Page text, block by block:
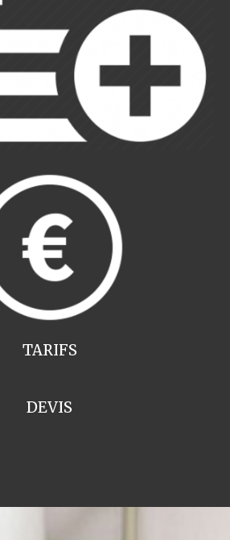
TARIFS
DEVIS